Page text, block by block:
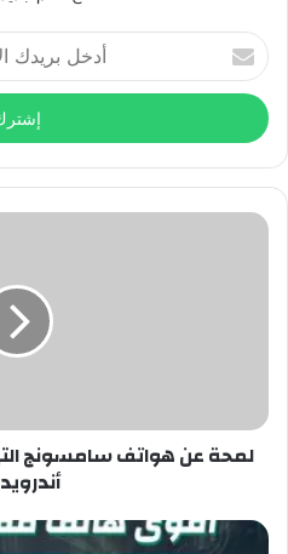
أدخل
بريدك
الإلكتروني
أندرويد 14